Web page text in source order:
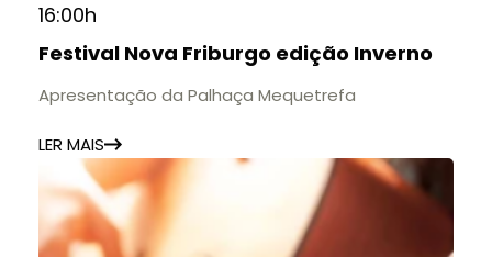
16:00h
Festival Nova Friburgo edição Inverno
Apresentação da Palhaça Mequetrefa
LER MAIS